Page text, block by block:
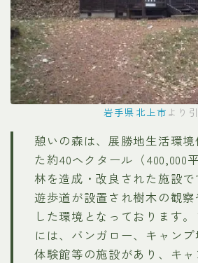
岩手県北上市 より
憩いの森は、展勝地生活環
た約40ヘクタール（400,000
林を造成・改良された施設
遊歩道が設置され樹木の観
した環境となっております
には、バンガロー、キャン
体験館等の施設があり、キ